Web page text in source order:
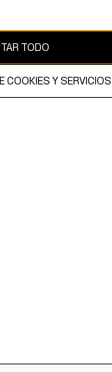
por copyright y es
TODO
COOKIES Y SERVICIOS